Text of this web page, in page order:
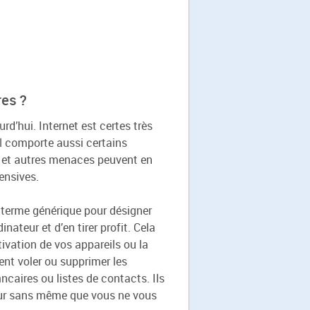
?
Internet est certes très
comporte aussi certains
autres menaces peuvent en
générique pour désigner
et d’en tirer profit. Cela
de vos appareils ou la
voler ou supprimer les
ou listes de contacts. Ils
sans même que vous ne vous